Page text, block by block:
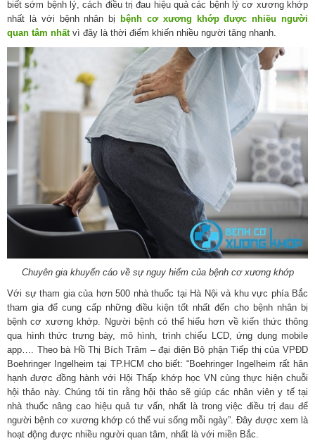
biết sớm bệnh lý, cách điều trị đau hiệu quả các bệnh lý cơ xương khớp
nhất là với bệnh nhân bị
bệnh cơ xương khớp được nhiều người
quan tâm nhất vì đây là thời điểm khiến nhiều người tăng nhanh.
Chuyên gia khuyến cáo về sự nguy hiểm của bệnh cơ xương khớp
Với sự tham gia của hơn 500 nhà thuốc tại Hà Nội và khu vực phía Bắc
tham gia để cung cấp những điều kiện tốt nhất đến cho bệnh nhân bị
bệnh cơ xương khớp. Người bệnh có thể hiểu hơn về kiến thức thông
qua hình thức trưng bày, mô hình, trình chiếu LCD, ứng dụng mobile
app…. Theo bà Hồ Thị Bích Trâm – đại diện Bộ phận Tiếp thị của VPĐD
Boehringer Ingelheim tại TP.HCM cho biết: “Boehringer Ingelheim rất hân
hạnh được đồng hành với Hội Thấp khớp học VN cùng thực hiện chuỗi
hội thảo này. Chúng tôi tin rằng hội thảo sẽ giúp các nhân viên y tế tại
nhà thuốc nâng cao hiệu quả tư vấn, nhất là trong việc điều trị đau để
người bệnh cơ xương khớp có thể vui sống mỗi ngày”. Đây được xem là
hoạt động được nhiều người quan tâm, nhất là với miền Bắc.